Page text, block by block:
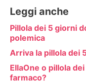
Leggi anche
Pillola dei 5 giorni
polemica
Arriva la pillola dei
EllaOne o pillola
farmaco?